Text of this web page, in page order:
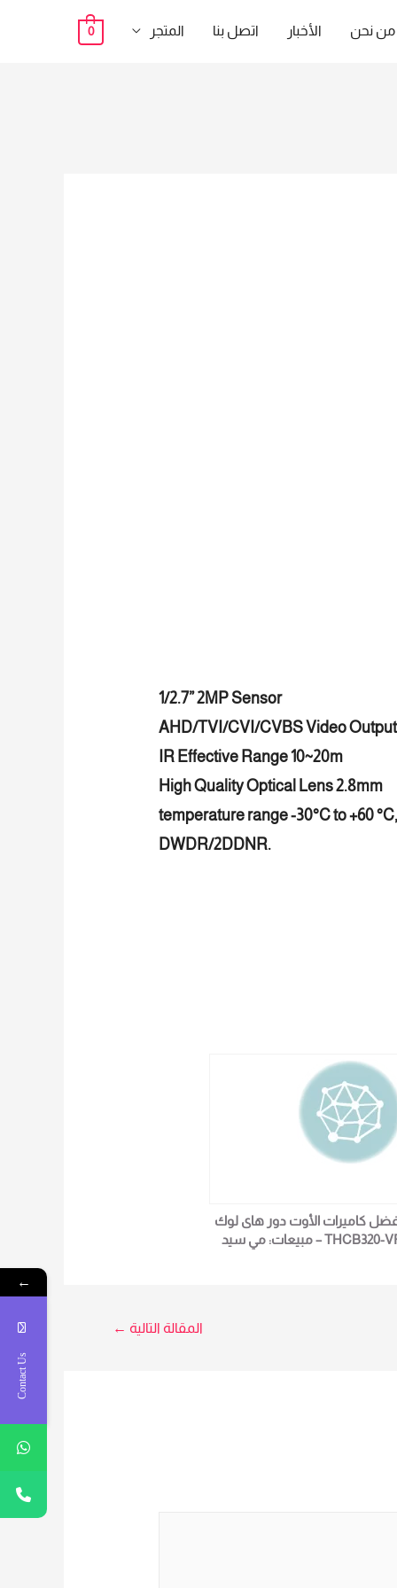
من نحن الأخبار اتصل بنا المتجر 0
1/2.7” 2MP Sensor
AHD/TVI/CVI/CVBS Video Output
IR Effective Range 10~20m
High Quality Optical Lens 2.8mm
temperature range -30°C to +60 °C,
DWDR/2DDNR.
كاميرات الأوت دور هاى لوك
THCB320-VF – مبيعات: مي سيد
المقالة التالية ←
←
Contact Us